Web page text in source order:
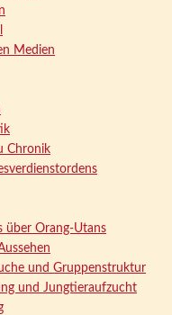
Medien
Chronik
über Orang-Utans
und Gruppenstruktur
und Jungtieraufzucht